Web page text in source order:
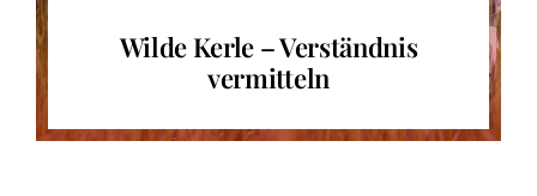
Wilde Kerle – Verständnis
vermitteln